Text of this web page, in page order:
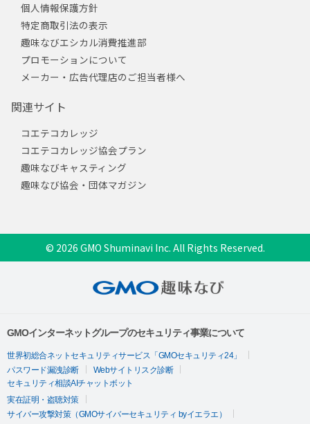
個人情報保護方針
特定商取引法の表示
趣味なびエシカル消費推進部
プロモーションについて
メーカー・広告代理店のご担当者様へ
関連サイト
コエテコカレッジ
コエテコカレッジ協会プラン
趣味なびキャスティング
趣味なび協会・団体マガジン
© 2026 GMO Shuminavi Inc. All Rights Reserved.